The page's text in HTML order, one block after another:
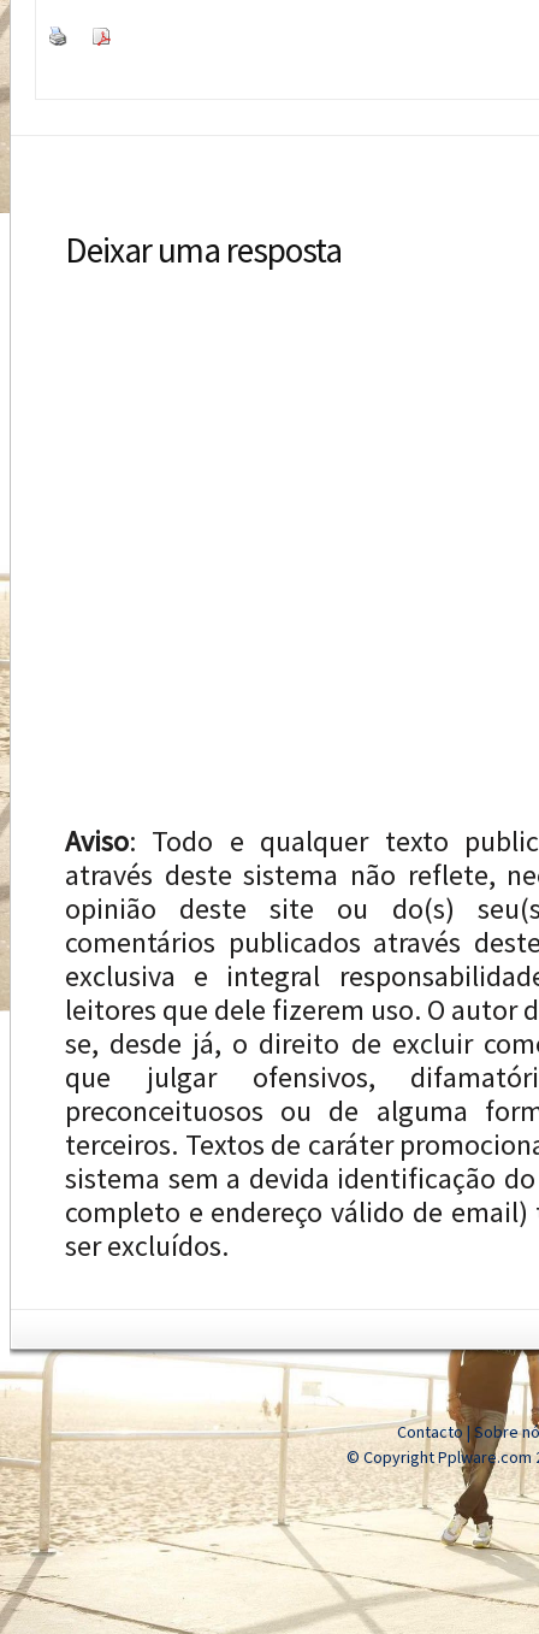
Deixar uma resposta
Aviso: Todo e qualquer texto
através deste sistema não reflete,
opinião deste site ou do(s)
comentários publicados através
exclusiva e integral
leitores que dele fizerem uso. O autor
se, desde já, o direito de excluir
que julgar ofensivos,
preconceituosos ou de alguma
terceiros. Textos de caráter
sistema sem a devida identificação
completo e endereço válido de
ser excluídos.
Contacto| Sobre
© Copyright Pplware.com